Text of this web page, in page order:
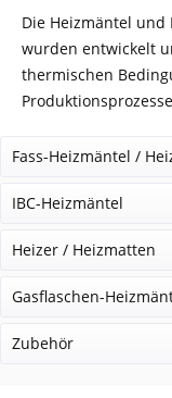
Die Heizmäntel und
wurden entwickelt
thermischen
Fass-Heizmäntel /
IBC-Heizmäntel
Heizer / Heizmatten
Gasflaschen-
Zubehör